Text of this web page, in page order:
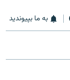
به ما بپیوندید